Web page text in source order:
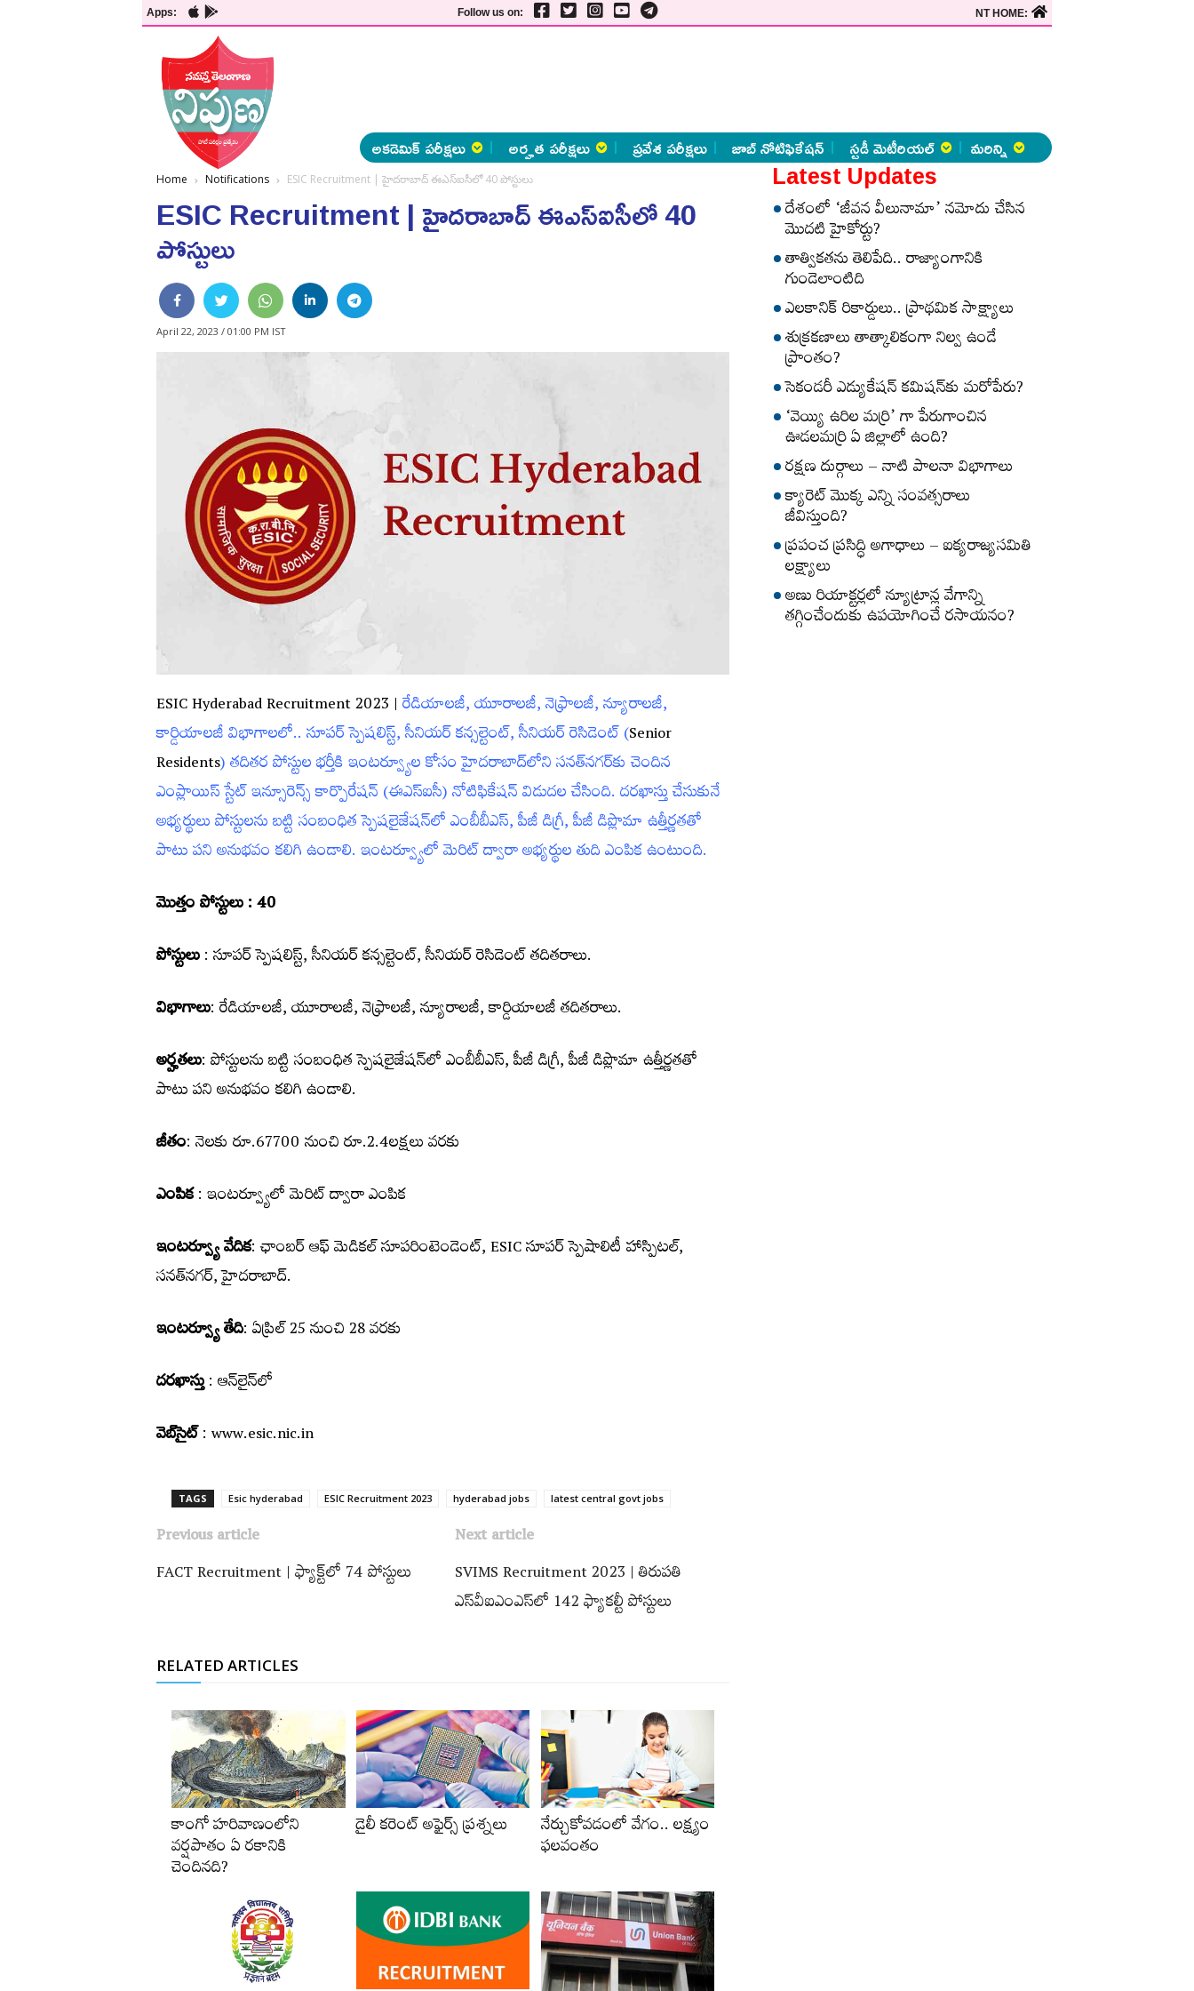
Apps: Follow us on: NT HOME:
అకడెమిక్ పరీక్షలు అర్హత పరీక్షలు ప్రవేశ పరీక్షలు జాబ్ నోటిఫికేషన్ స్టడీ మెటీరియల్ మరిన్ని
Home Notifications ESIC Recruitment | హైదరాబాద్ ఈఎస్‌ఐసీలో 40 పోస్టులు
ESIC Recruitment | హైదరాబాద్ ఈఎస్‌ఐసీలో 40
పోస్టులు
April 22, 2023 / 01:00 PM IST
ESIC Hyderabad Recruitment 2023 |రేడియాలజీ, యూరాలజీ, నెఫ్రాలజీ, న్యూరాలజీ,
కార్డియాలజీ విభాగాల‌లో.. సూపర్‌ స్పెషలిస్ట్‌, సీనియర్‌ కన్సల్టెంట్‌, సీనియర్‌ రెసిడెంట్ (Senior
Residents) త‌దిత‌ర పోస్టుల భ‌ర్తీకి ఇంటర్వ్యూల కోసం హైదరాబాద్‌లోని సనత్‌నగర్‌కు చెందిన
ఎంప్లాయిస్‌ స్టేట్‌ ఇన్సూరెన్స్‌ కార్పొరేషన్‌ (ఈఎస్‌ఐసీ) నోటిఫికేష‌న్ విడుద‌ల చేసింది. ద‌ర‌ఖాస్తు చేసుకునే
అభ్య‌ర్థులు పోస్టుల‌ను బ‌ట్టి సంబంధిత స్పెషలైజేషన్‌లో ఎంబీబీఎస్‌, పీజీ డిగ్రీ, పీజీ డిప్లొమా ఉత్తీర్ణతతో
పాటు ప‌ని అనుభ‌వం క‌లిగి ఉండాలి. ఇంటర్వ్యూలో మెరిట్ ద్వారా అభ్య‌ర్థుల తుది ఎంపిక ఉంటుంది.
మొత్తం పోస్టులు : 40
పోస్టులు: సూపర్‌ స్పెషలిస్ట్‌, సీనియర్‌ కన్సల్టెంట్‌, సీనియర్‌ రెసిడెంట్‌ తదితరాలు.
విభాగాలు: రేడియాలజీ, యూరాలజీ, నెఫ్రాలజీ, న్యూరాలజీ, కార్డియాలజీ తదితరాలు.
అర్హతలు: పోస్టుల‌ను బ‌ట్టి సంబంధిత స్పెషలైజేషన్‌లో ఎంబీబీఎస్‌, పీజీ డిగ్రీ, పీజీ డిప్లొమా ఉత్తీర్ణతతో
పాటు ప‌ని అనుభ‌వం క‌లిగి ఉండాలి.
జీతం: నెలకు రూ.67700 నుంచి రూ.2.4లక్షలు వ‌ర‌కు
ఎంపిక: ఇంటర్వ్యూలో మెరిట్ ద్వారా ఎంపిక
ఇంటర్వ్యూ వేదిక: ఛాంబర్ ఆఫ్ మెడికల్ సూపరింటెండెంట్, ESIC సూపర్ స్పెషాలిటీ హాస్పిటల్,
సనత్‌నగర్, హైదరాబాద్.
ఇంటర్వ్యూ తేది: ఏప్రిల్ 25 నుంచి 28 వ‌ర‌కు
ద‌ర‌ఖాస్తు: ఆన్‌లైన్‌లో
వెబ్‌సైట్: www.esic.nic.in
TAGS Esic hyderabad ESIC Recruitment 2023 hyderabad jobs latest central govt jobs
Previous article
FACT Recruitment | ఫ్యాక్ట్‌లో 74 పోస్టులు
Next article
SVIMS Recruitment 2023 | తిరుపతి
ఎస్‌వీఐఎంఎస్‌లో 142 ఫ్యాకల్టీ పోస్టులు
RELATED ARTICLES
కాంగో హరివాణంలోని
వర్షపాతం ఏ రకానికి
చెందినది?
డైలీ కరెంట్‌ అఫైర్స్‌ ప్రశ్నలు నేర్చుకోవడంలో వేగం.. లక్ష్యం
ఫలవంతం
Latest Updates
దేశంలో ‘జీవన వీలునామా’ నమోదు చేసిన
మొదటి హైకోర్టు?
తాత్వికతను తెలిపేది.. రాజ్యాంగానికి
గుండెలాంటిది
ఎలకానిక్‌ రికార్డులు.. ప్రాథమిక సాక్ష్యాలు
శుక్రకణాలు తాత్కాలికంగా నిల్వ ఉండే
ప్రాంతం?
సెకండరీ ఎడ్యుకేషన్‌ కమిషన్‌కు మరోపేరు?
‘వెయ్యి ఉరిల మర్రి’ గా పేరుగాంచిన
ఊడలమర్రి ఏ జిల్లాలో ఉంది?
రక్షణ దుర్గాలు – నాటి పాలనా విభాగాలు
క్యారెట్‌ మొక్క ఎన్ని సంవత్సరాలు
జీవిస్తుంది?
ప్రపంచ ప్రసిద్ధి అగాధాలు – ఐక్యరాజ్యసమితి
లక్ష్యాలు
అణు రియాక్టర్లలో న్యూట్రాన్ల వేగాన్ని
తగ్గించేందుకు ఉపయోగించే రసాయనం?